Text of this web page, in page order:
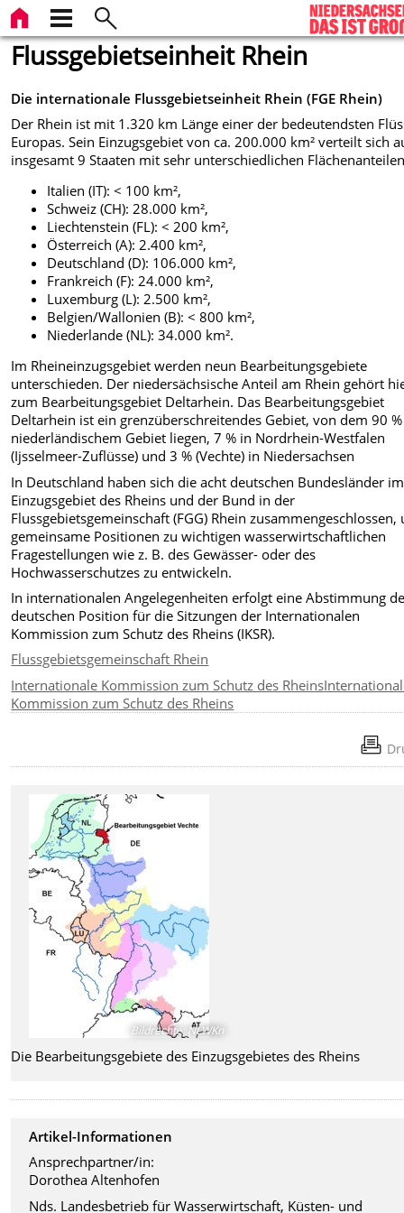
Flussgebietseinheit Rhein
Die internationale Flussgebietseinheit Rhein (FGE Rhein)
Der Rhein ist mit 1.320 km Länge einer der bedeutendsten
Europas. Sein Einzugsgebiet von ca. 200.000 km² verteilt sich
insgesamt 9 Staaten mit sehr unterschiedlichen
Italien (IT): < 100 km²,
Schweiz (CH): 28.000 km²,
Liechtenstein (FL): < 200 km²,
Österreich (A): 2.400 km²,
Deutschland (D): 106.000 km²,
Frankreich (F): 24.000 km²,
Luxemburg (L): 2.500 km²,
Belgien/Wallonien (B): < 800 km²,
Niederlande (NL): 34.000 km².
Im Rheineinzugsgebiet werden neun Bearbeitungsgebiete
unterschieden. Der niedersächsische Anteil am Rhein gehört
zum Bearbeitungsgebiet Deltarhein. Das Bearbeitungsgebiet
Deltarhein ist ein grenzüberschreitendes Gebiet, von dem 90
niederländischem Gebiet liegen, 7 % in Nordrhein-Westfalen
(Ijsselmeer-Zuflüsse) und 3 % (Vechte) in Niedersachsen
In Deutschland haben sich die acht deutschen Bundesländer im
Einzugsgebiet des Rheins und der Bund in der
Flussgebietsgemeinschaft (FGG) Rhein zusammengeschlossen,
gemeinsame Positionen zu wichtigen wasserwirtschaftlichen
Fragestellungen wie z. B. des Gewässer- oder des
Hochwasserschutzes zu entwickeln.
In internationalen Angelegenheiten erfolgt eine Abstimmung
deutschen Position für die Sitzungen der Internationalen
Kommission zum Schutz des Rheins (IKSR).
Flussgebietsgemeinschaft Rhein
Internationale Kommission zum Schutz des Rheins
Kommission zum Schutz des Rheins
Bildrechte: NLWKn
Die Bearbeitungsgebiete des Einzugsgebietes des Rheins
Artikel-Informationen
Ansprechpartner/in:
Dorothea Altenhofen
Nds. Landesbetrieb für Wasserwirtschaft, Küsten- und